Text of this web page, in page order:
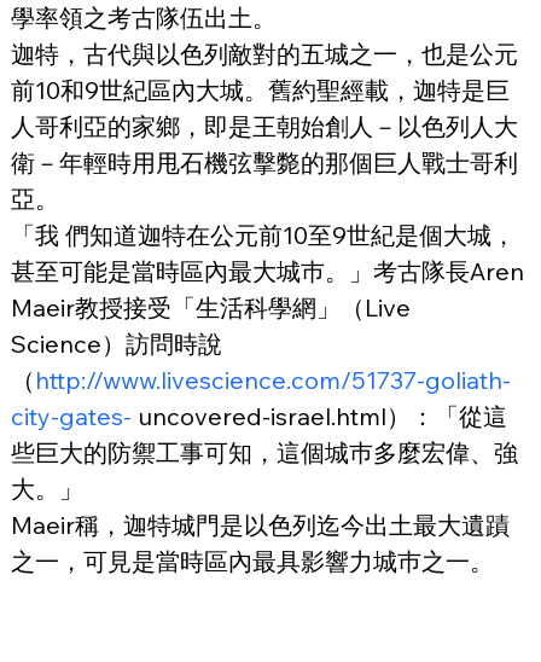
學率領之考古隊伍出土。
迦特，古代與以色列敵對的五城之一，也是公元
前10和9世紀區內大城。舊約聖經載，迦特是巨
人哥利亞的家鄉，即是王朝始創人－以色列人大
衛－年輕時用甩石機弦擊斃的那個巨人戰士哥利
亞。
「我 們知道迦特在公元前10至9世紀是個大城，
甚至可能是當時區內最大城巿。」考古隊長Aren
Maeir教授接受「生活科學網」（Live
Science）訪問時說
（ http://www.livescience.com/51737-goliath-
city-gates- uncovered-israel.html）：「從這
些巨大的防禦工事可知，這個城巿多麼宏偉、強
大。」
Maeir稱，迦特城門是以色列迄今出土最大遺蹟
之一，可見是當時區內最具影響力城巿之一。